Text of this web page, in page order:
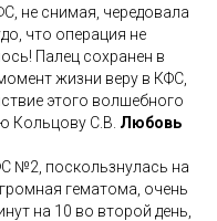
не снимая, чередовала
что операция не
Палец сохранен в
жизни веру в КФС,
этого волшебного
Кольцову С.В. Любовь
№2, поскользнулась на
гематома, очень
на 10 во второй день,